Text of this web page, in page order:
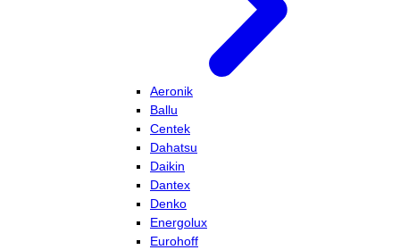
Aeronik
Ballu
Centek
Dahatsu
Daikin
Dantex
Denko
Energolux
Eurohoff